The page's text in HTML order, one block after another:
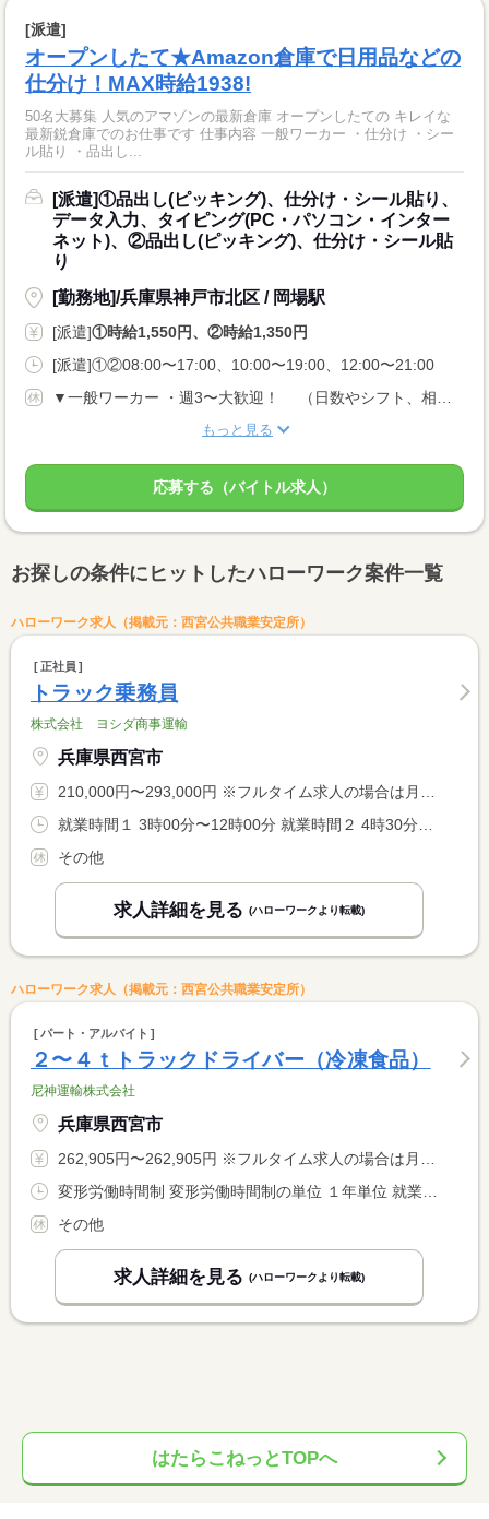
[派遣]
オープンしたて★Amazon倉庫で日用品などの
仕分け！MAX時給1938!
50名大募集 人気のアマゾンの最新倉庫 オープンしたての キレイな
最新鋭倉庫でのお仕事です 仕事内容 一般ワーカー ・仕分け ・シー
ル貼り ・品出し...
[派遣]①品出し(ピッキング)、仕分け・シール貼り、
データ入力、タイピング(PC・パソコン・インター
ネット)、②品出し(ピッキング)、仕分け・シール貼
り
[勤務地]/兵庫県神戸市北区 / 岡場駅
[派遣]①時給1,550円、②時給1,350円
[派遣]①②08:00〜17:00、10:00〜19:00、12:00〜21:00
もっと見る
応募する（バイトル求人）
お探しの条件にヒットしたハローワーク案件一覧
ハローワーク求人（掲載元：西宮公共職業安定所）
正社員
トラック乗務員
株式会社 ヨシダ商事運輸
兵庫県西宮市
210,000円〜293,000円 ※フルタイム求人の場合は月額（換算額）、パート求人の場合は時間額を表示しています。
その他
求人詳細を見る (ハローワークより転載)
ハローワーク求人（掲載元：西宮公共職業安定所）
パート・アルバイト
２〜４ｔトラックドライバー（冷凍食品）
尼神運輸株式会社
兵庫県西宮市
262,905円〜262,905円 ※フルタイム求人の場合は月額（換算額）、パート求人の場合は時間額を表示しています。
その他
求人詳細を見る (ハローワークより転載)
はたらこねっとTOPへ